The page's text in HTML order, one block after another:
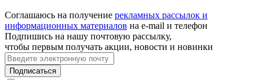
Соглашаюсь на получение рекламных рассылок и
информационных материалов на e‑mail и телефон
Подпишись на нашу почтовую рассылку,
чтобы первым получать акции, новости и новинки
Подписаться